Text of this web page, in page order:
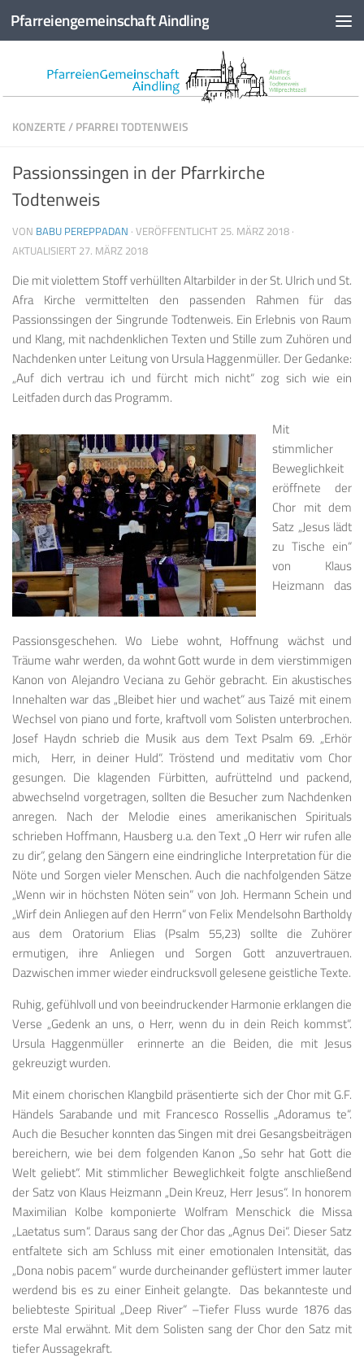
Zum Inhalt springen
Pfarreiengemeinschaft Aindling
KONZERTE/PFARREI TODTENWEIS
Passionssingen in der Pfarrkirche
Todtenweis
VON BABU PEREPPADAN · VERÖFFENTLICHT 25. MÄRZ 2018 ·
AKTUALISIERT 27. MÄRZ 2018
Die mit violettem Stoff verhüllten Altarbilder in der St. Ulrich und St.
Afra Kirche vermittelten den passenden Rahmen für das
Passionssingen der Singrunde Todtenweis. Ein Erlebnis von Raum
und Klang, mit nachdenklichen Texten und Stille zum Zuhören und
Nachdenken unter Leitung von Ursula Haggenmüller. Der Gedanke:
„Auf dich vertrau ich und fürcht mich nicht“ zog sich wie ein
Leitfaden durch das Programm.
Mit
stimmlicher
Beweglichkeit
eröffnete der
Chor mit dem
Satz „Jesus lädt
zu Tische ein“
von Klaus
Heizmann das
Passionsgeschehen. Wo Liebe wohnt, Hoffnung wächst und
Träume wahr werden, da wohnt Gott wurde in dem vierstimmigen
Kanon von Alejandro Veciana zu Gehör gebracht. Ein akustisches
Innehalten war das „Bleibet hier und wachet“ aus Taizé mit einem
Wechsel von piano und forte, kraftvoll vom Solisten unterbrochen.
Josef Haydn schrieb die Musik aus dem Text Psalm 69. „Erhör
mich, Herr, in deiner Huld“. Tröstend und meditativ vom Chor
gesungen. Die klagenden Fürbitten, aufrüttelnd und packend,
abwechselnd vorgetragen, sollten die Besucher zum Nachdenken
anregen. Nach der Melodie eines amerikanischen Spirituals
schrieben Hoffmann, Hausberg u.a. den Text „O Herr wir rufen alle
zu dir“, gelang den Sängern eine eindringliche Interpretation für die
Nöte und Sorgen vieler Menschen. Auch die nachfolgenden Sätze
„Wenn wir in höchsten Nöten sein“ von Joh. Hermann Schein und
„Wirf dein Anliegen auf den Herrn“ von Felix Mendelsohn Bartholdy
aus dem Oratorium Elias (Psalm 55,23) sollte die Zuhörer
ermutigen, ihre Anliegen und Sorgen Gott anzuvertrauen.
Dazwischen immer wieder eindrucksvoll gelesene geistliche Texte.
Ruhig, gefühlvoll und von beeindruckender Harmonie erklangen die
Verse „Gedenk an uns, o Herr, wenn du in dein Reich kommst“.
Ursula Haggenmüller erinnerte an die Beiden, die mit Jesus
gekreuzigt wurden.
Mit einem chorischen Klangbild präsentierte sich der Chor mit G.F.
Händels Sarabande und mit Francesco Rossellis „Adoramus te“.
Auch die Besucher konnten das Singen mit drei Gesangsbeiträgen
bereichern, wie bei dem folgenden Kanon „So sehr hat Gott die
Welt geliebt“. Mit stimmlicher Beweglichkeit folgte anschließend
der Satz von Klaus Heizmann „Dein Kreuz, Herr Jesus“. In honorem
Maximilian Kolbe komponierte Wolfram Menschick die Missa
„Laetatus sum“. Daraus sang der Chor das „Agnus Dei“. Dieser Satz
entfaltete sich am Schluss mit einer emotionalen Intensität, das
„Dona nobis pacem“ wurde durcheinander geflüstert immer lauter
werdend bis es zu einer Einheit gelangte. Das bekannteste und
beliebteste Spiritual „Deep River“ –Tiefer Fluss wurde 1876 das
erste Mal erwähnt. Mit dem Solisten sang der Chor den Satz mit
tiefer Aussagekraft.